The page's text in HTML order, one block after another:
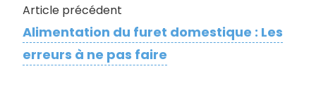
Article précédent
Alimentation du furet domestique : Les
erreurs à ne pas faire